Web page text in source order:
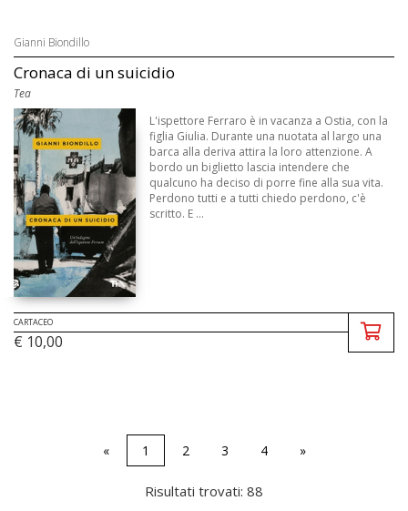
Gianni Biondillo
Cronaca di un suicidio
Tea
L'ispettore Ferraro è in vacanza a Ostia, con la
figlia Giulia. Durante una nuotata al largo una
barca alla deriva attira la loro attenzione. A
bordo un biglietto lascia intendere che
qualcuno ha deciso di porre fine alla sua vita.
Perdono tutti e a tutti chiedo perdono, c'è
scritto. E ...
CARTACEO
€ 10,00
« 1 2 3 4 »
Risultati trovati: 88